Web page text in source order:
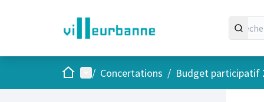
AccueilMenu principal
/ Concertations / Budget participatif